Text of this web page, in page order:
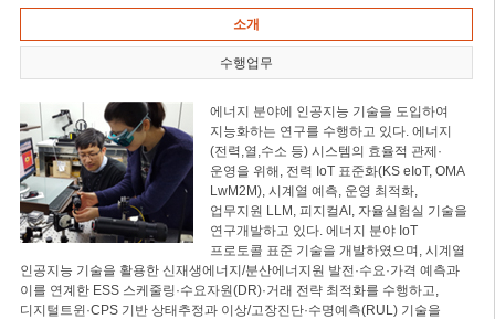
소개
수행업무
에너지 분야에 인공지능 기술을 도입하여
지능화하는 연구를 수행하고 있다. 에너지
(전력,열,수소 등) 시스템의 효율적 관제·
운영을 위해, 전력 IoT 표준화(KS eIoT, OMA
LwM2M), 시계열 예측, 운영 최적화,
업무지원 LLM, 피지컬AI, 자율실험실 기술을
연구개발하고 있다. 에너지 분야 IoT
프로토콜 표준 기술을 개발하였으며, 시계열
인공지능 기술을 활용한 신재생에너지/분산에너지원 발전·수요·가격 예측과
이를 연계한 ESS 스케줄링·수요자원(DR)·거래 전략 최적화를 수행하고,
디지털트윈·CPS 기반 상태추정과 이상/고장진단·수명예측(RUL) 기술을